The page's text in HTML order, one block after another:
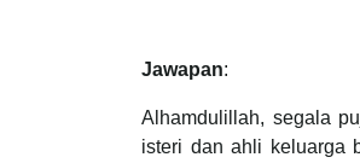
Jawapan:
Alhamdulillah, segala
isteri dan ahli keluarga